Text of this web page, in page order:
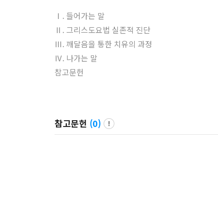
Ⅰ. 들어가는 말
Ⅱ. 그리스도요법 실존적 진단
Ⅲ. 깨달음을 통한 치유의 과정
Ⅳ. 나가는 말
참고문헌
참고문헌 (0)